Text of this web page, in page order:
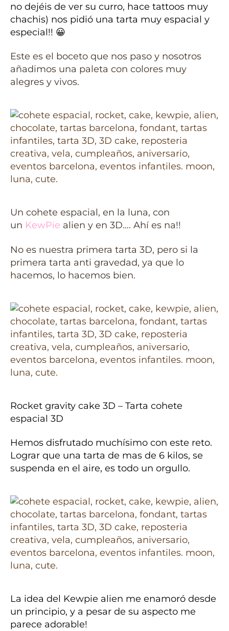
no dejéis de ver su curro, hace tattoos muy
chachis) nos pidió una tarta muy espacial y
especial!! 😀
Este es el boceto que nos paso y nosotros
añadimos una paleta con colores muy
alegres y vivos.
Un cohete espacial, en la luna, con
un KewPie alien y en 3D…. Ahí es na!!
No es nuestra primera tarta 3D, pero si la
primera tarta anti gravedad, ya que lo
hacemos, lo hacemos bien.
Rocket gravity cake 3D – Tarta cohete
espacial 3D
Hemos disfrutado muchísimo con este reto.
Lograr que una tarta de mas de 6 kilos, se
suspenda en el aire, es todo un orgullo.
La idea del Kewpie alien me enamoró desde
un principio, y a pesar de su aspecto me
parece adorable!